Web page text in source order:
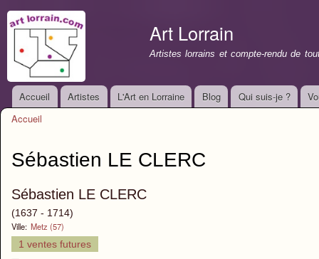
Art Lorrain
Artistes lorrains et compte-rendu de
Menu principal
Accueil Artistes L'Art en Lorraine Blog Qui suis-je ?
Accueil
Sébastien LE CLERC
Sébastien LE CLERC
(1637 - 1714)
Ville: Metz (57)
1 ventes futures